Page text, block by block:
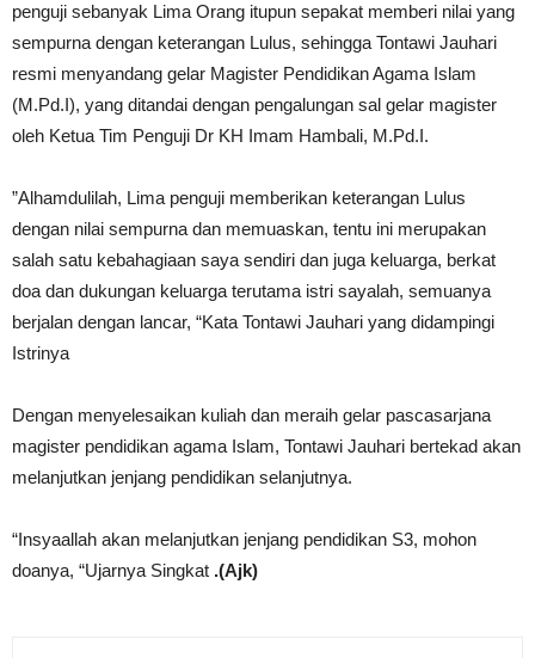
penguji sebanyak Lima Orang itupun sepakat memberi nilai yang
sempurna dengan keterangan Lulus, sehingga Tontawi Jauhari
resmi menyandang gelar Magister Pendidikan Agama Islam
(M.Pd.I), yang ditandai dengan pengalungan sal gelar magister
oleh Ketua Tim Penguji Dr KH Imam Hambali, M.Pd.I.
”Alhamdulilah, Lima penguji memberikan keterangan Lulus
dengan nilai sempurna dan memuaskan, tentu ini merupakan
salah satu kebahagiaan saya sendiri dan juga keluarga, berkat
doa dan dukungan keluarga terutama istri sayalah, semuanya
berjalan dengan lancar, “Kata Tontawi Jauhari yang didampingi
Istrinya
Dengan menyelesaikan kuliah dan meraih gelar pascasarjana
magister pendidikan agama Islam, Tontawi Jauhari bertekad akan
melanjutkan jenjang pendidikan selanjutnya.
“Insyaallah akan melanjutkan jenjang pendidikan S3, mohon
doanya, “Ujarnya Singkat .(Ajk)